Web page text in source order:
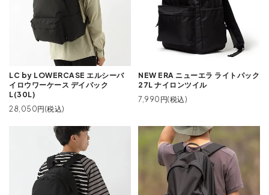
LC by LOWERCASE エルシーバ
イロウワーケース デイパック
L(30L)
28,050円(税込)
NEW ERA ニューエラ ライトパック
27L ナイロンツイル
7,990円(税込)